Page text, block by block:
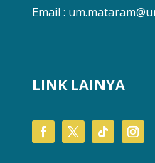
Email :
LINK LAINYA